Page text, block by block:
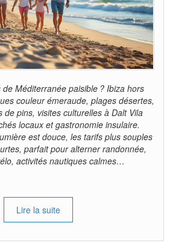
Méditerranée paisible ? Ibiza hors
couleur émeraude, plages désertes,
de pins, visites culturelles à Dalt Vila
locaux et gastronomie insulaire.
est douce, les tarifs plus souples
parfait pour alterner randonnée,
activités nautiques calmes…
Lire la suite